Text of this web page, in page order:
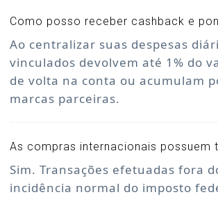
Como posso receber cashback e
Ao centralizar suas despesas
vinculados devolvem até 1% do
de volta na conta ou acumulam
marcas parceiras.
As compras internacionais possuem
Sim. Transações efetuadas fora
incidência normal do imposto